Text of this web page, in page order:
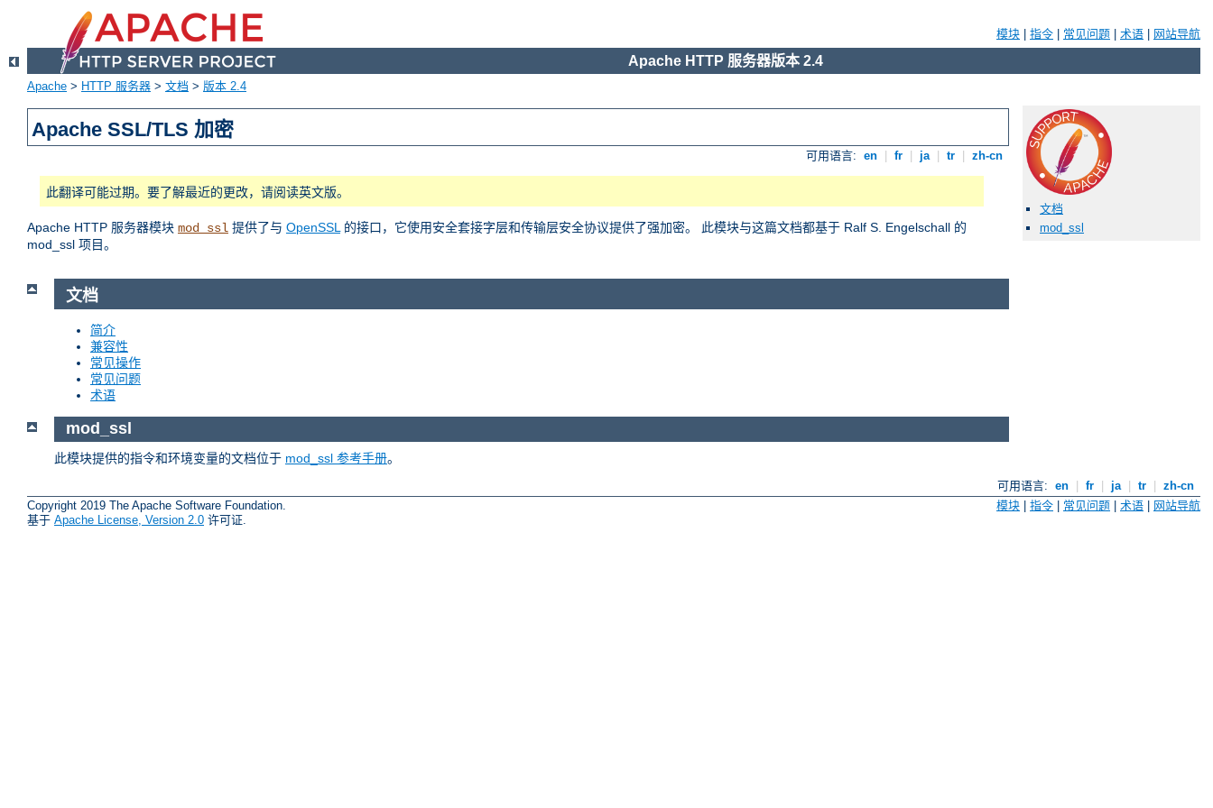
模块 指令 常见问题 术语 网站导航
Apache HTTP 服务器版本 2.4
Apache > HTTP 服务器 > 文档 > 版本 2.4
Apache SSL/TLS 加密
可用语言: en fr ja tr zh-cn
此翻译可能过期。要了解最近的更改，请阅读英文版。
Apache HTTP 服务器模块 mod_ssl 提供了与 OpenSSL的接口，它使用安全套接字层和传输层安全协议提供了强加密。 此模块与这篇文档都基于 Ralf S. Engelschall 的
mod_ssl 项目。
文档
mod_ssl
文档
简介
兼容性
常见操作
常见问题
术语
mod_ssl
此模块提供的指令和环境变量的文档位于 mod_ssl 参考手册。
可用语言: en fr ja tr
zh-cn
Copyright 2019 The Apache Software Foundation.
基于 Apache License, Version 2.0 许可证.
模块 指令 常见问题 术语 网站导航